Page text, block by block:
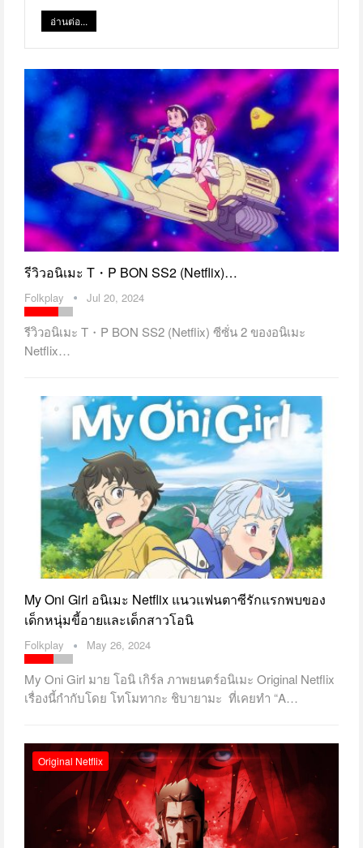
อ่านต่อ...
รีวิวอนิเมะ T・P BON SS2 (Netflix)…
Folkplay Jul 20, 2024
รีวิวอนิเมะ T・P BON SS2 (Netflix) ซีซั่น 2 ของอนิเมะ
Netflix…
My Oni Girl อนิเมะ Netflix แนวแฟนตาซีรักแรกพบของ
เด็กหนุ่มขี้อายและเด็กสาวโอนิ
Folkplay May 26, 2024
My Oni Girl มาย โอนิ เกิร์ล ภาพยนตร์อนิเมะ Original Netflix
เรื่องนี้กำกับโดย โทโมทากะ ชิบายามะ ที่เคยทำ “A…
Original Netflix